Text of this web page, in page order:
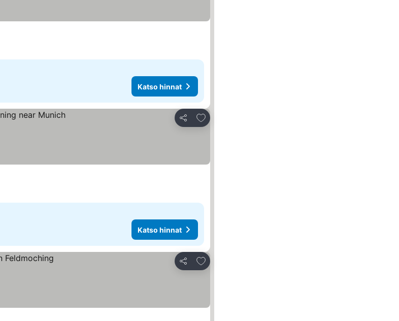
Katso hinnat
Jaa
Lisää suosikkeihin
Katso hinnat
Jaa
Lisää suosikkeihin